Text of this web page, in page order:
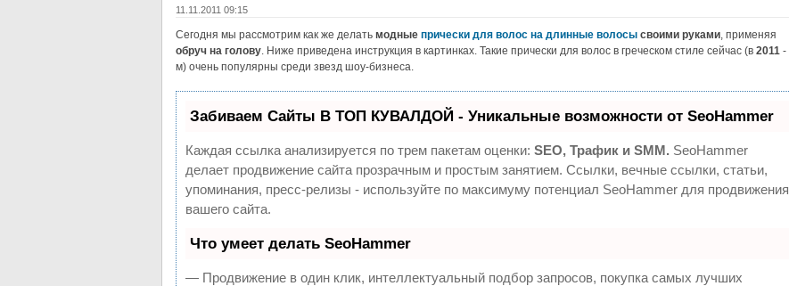
11.11.2011 09:15
Сегодня мы рассмотрим как же делать модные прически для волос на длинные волосы своими руками, применяя
обруч на голову. Ниже приведена инструкция в картинках. Такие прически для волос в греческом стиле сейчас (в 2011 -
м) очень популярны среди звезд шоу-бизнеса.
Забиваем Сайты В ТОП КУВАЛДОЙ - Уникальные возможности от SeoHammer
Каждая ссылка анализируется по трем пакетам оценки: SEO, Трафик и SMM. SeoHammer
делает продвижение сайта прозрачным и простым занятием. Ссылки, вечные ссылки, статьи,
упоминания, пресс-релизы - используйте по максимуму потенциал SeoHammer для продвижения
вашего сайта.
Что умеет делать SeoHammer
— Продвижение в один клик, интеллектуальный подбор запросов, покупка самых лучших